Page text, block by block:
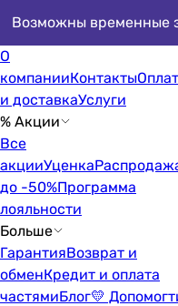
Возможны временные
О
компанииКонтакты
и доставкаУслуги
% Акции
Все
акцииУценка
до -50%Программа
лояльности
Больше
ГарантияВозврат и
обменКредит и оплата
частямиБлог💛